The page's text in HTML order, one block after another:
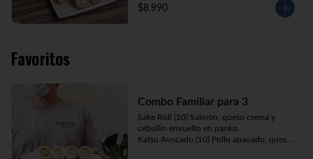
$8.990
Favoritos
Combo Familiar para 3
Sake Roll (10) Salmón, queso crema y
cebollín envuelto en panko.
Katsu Avocado (10) Pollo apanado, queso